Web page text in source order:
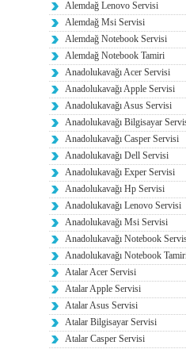
Alemdağ Lenovo Servisi
Alemdağ Msi Servisi
Alemdağ Notebook Servisi
Alemdağ Notebook Tamiri
Anadolukavağı Acer Servisi
Anadolukavağı Apple Servisi
Anadolukavağı Asus Servisi
Anadolukavağı Bilgisayar
Anadolukavağı Casper Servisi
Anadolukavağı Dell Servisi
Anadolukavağı Exper Servisi
Anadolukavağı Hp Servisi
Anadolukavağı Lenovo Servisi
Anadolukavağı Msi Servisi
Anadolukavağı Notebook
Anadolukavağı Notebook
Atalar Acer Servisi
Atalar Apple Servisi
Atalar Asus Servisi
Atalar Bilgisayar Servisi
Atalar Casper Servisi